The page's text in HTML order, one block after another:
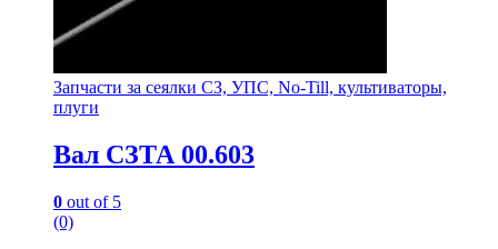
Запчасти за сеялки СЗ, УПС, No-Till, культиваторы,
плуги
Вал СЗТА 00.603
0 out of 5
(0)